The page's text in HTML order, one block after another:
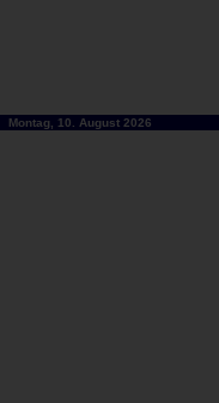
Montag, 10. August 2026